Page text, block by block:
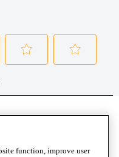
function, improve user